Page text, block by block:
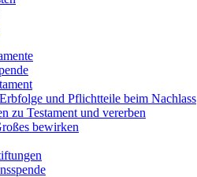
und Pflichtteile beim Nachlass
zu Testament und vererben
bewirken